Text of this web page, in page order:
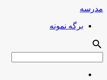
مدرسه
برگه نمونه
search